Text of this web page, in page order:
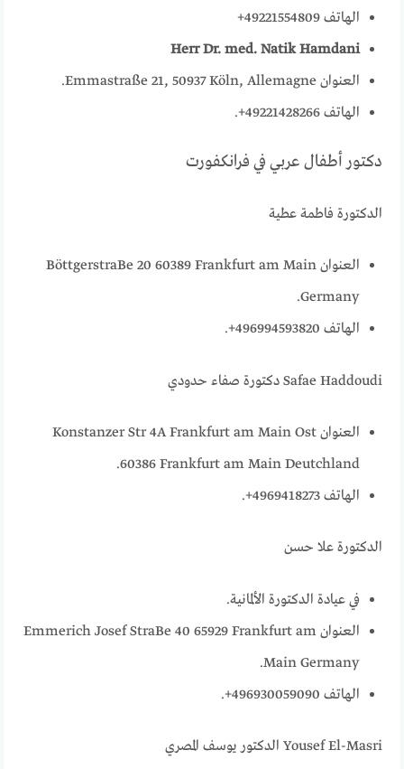
الهاتف 49221554809+
Herr Dr. med. Natik Hamdani
العنوان Emmastraße 21, 50937 Köln, Allemagne.
الهاتف 49221428266+.
دكتور أطفال عربي في فرانكفورت
الدكتورة فاطمة عطية
العنوان BöttgerstraBe 20 60389 Frankfurt am Main
Germany.
الهاتف 496994593820+.
Safae Haddoudi دكتورة صفاء حدودي
العنوان Konstanzer Str 4A Frankfurt am Main Ost
60386 Frankfurt am Main Deutchland.
الهاتف 4969418273+.
الدكتورة علا حسن
في عيادة الدكتورة الألمانية.
العنوان Emmerich Josef StraBe 40 65929 Frankfurt am
Main Germany.
الهاتف 496930059090+.
Yousef El-Masri الدكتور يوسف المصري